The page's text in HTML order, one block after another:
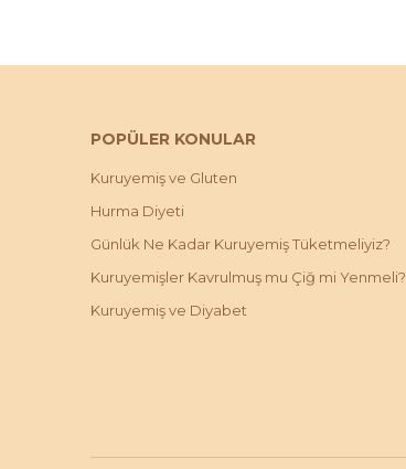
POPÜLER KONULAR
Kuruyemiş ve Gluten
Hurma Diyeti
Günlük Ne Kadar Kuruyemiş Tüketmeliyiz?
Kuruyemişler Kavrulmuş mu Çiğ mi Yenmeli?
Kuruyemiş ve Diyabet